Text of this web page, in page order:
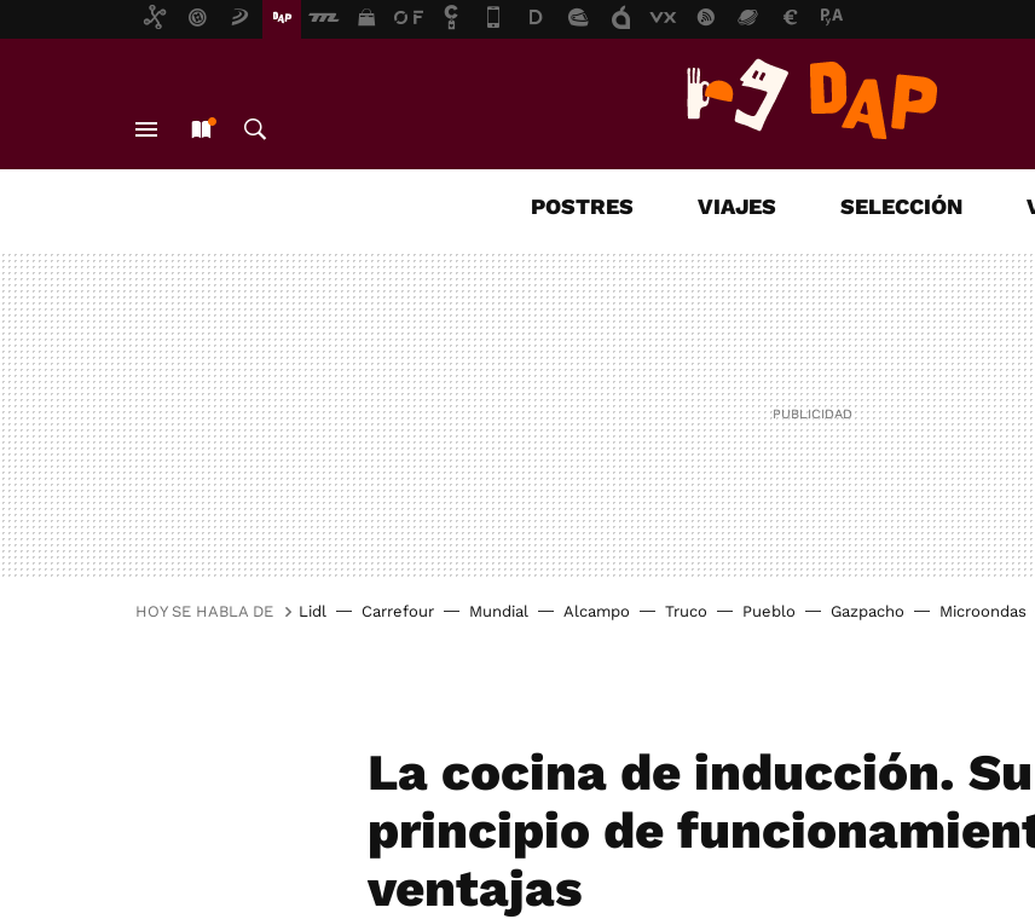
POSTRES VIAJES SELECCIÓN
HOY SE HABLA DE Lidl Carrefour Mundial Alcampo Truco Pueblo Gazpacho Microondas
La cocina de inducción. Su
principio de
ventajas